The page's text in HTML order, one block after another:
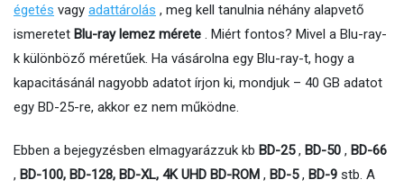
égetés vagy adattárolás , meg kell tanulnia néhány alapvető
ismeretet Blu-ray lemez mérete . Miért fontos? Mivel a Blu-ray-
k különböző méretűek. Ha vásárolna egy Blu-ray-t, hogy a
kapacitásánál nagyobb adatot írjon ki, mondjuk – 40 GB adatot
egy BD-25-re, akkor ez nem működne.
Ebben a bejegyzésben elmagyarázzuk kb BD-25, BD-50 , BD-66
, BD-100, BD-128, BD-XL, 4K UHD BD-ROM , BD-5, BD-9 stb. A